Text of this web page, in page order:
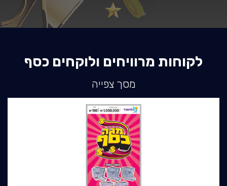
לקוחות מרוויחים ולוקחים כסף
מסך צפייה